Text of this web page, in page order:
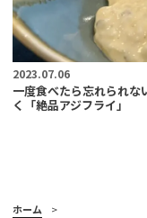
2023.07.06
一度食べたら忘れられ
く「絶品アジフライ」
ホーム